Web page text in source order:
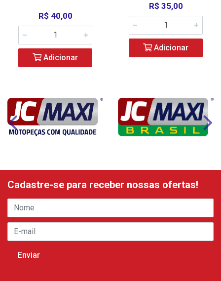
R$ 40,00
Adicionar
R$ 35,00
Adicionar
Cadastre-se para receber nossas ofertas!